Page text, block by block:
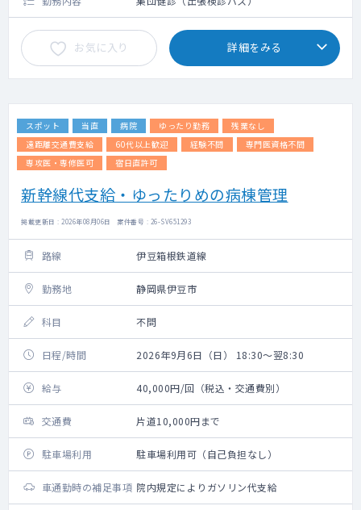
お気に入り 詳細をみる
スポット 当直 病院 ゆったり勤務
残業なし
遠距離交通費支給
60代以上歓迎 経験不問
専門医資格不問
専攻医・専修医可
宿日直許可
新幹線代支給・ゆったりめの病棟管理
掲載更新日 : 2026年08月06日 案件番号 : 26-SV651293
路線 伊豆箱根鉄道線
勤務地 静岡県伊豆市
科目 不問
日程/時間 2026年9月6日（日） 18:30～翌8:30
給与 40,000円/回（税込・交通費別）
交通費 片道10,000円まで
駐車場利用 駐車場利用可（自己負担なし）
車通勤時の補足事項 院内規定によりガソリン代支給